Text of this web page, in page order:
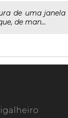
de uma janela
de man...